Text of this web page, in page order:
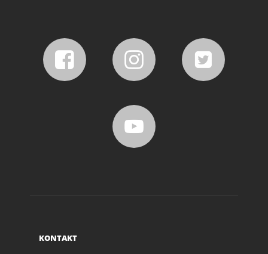
KONTAKT